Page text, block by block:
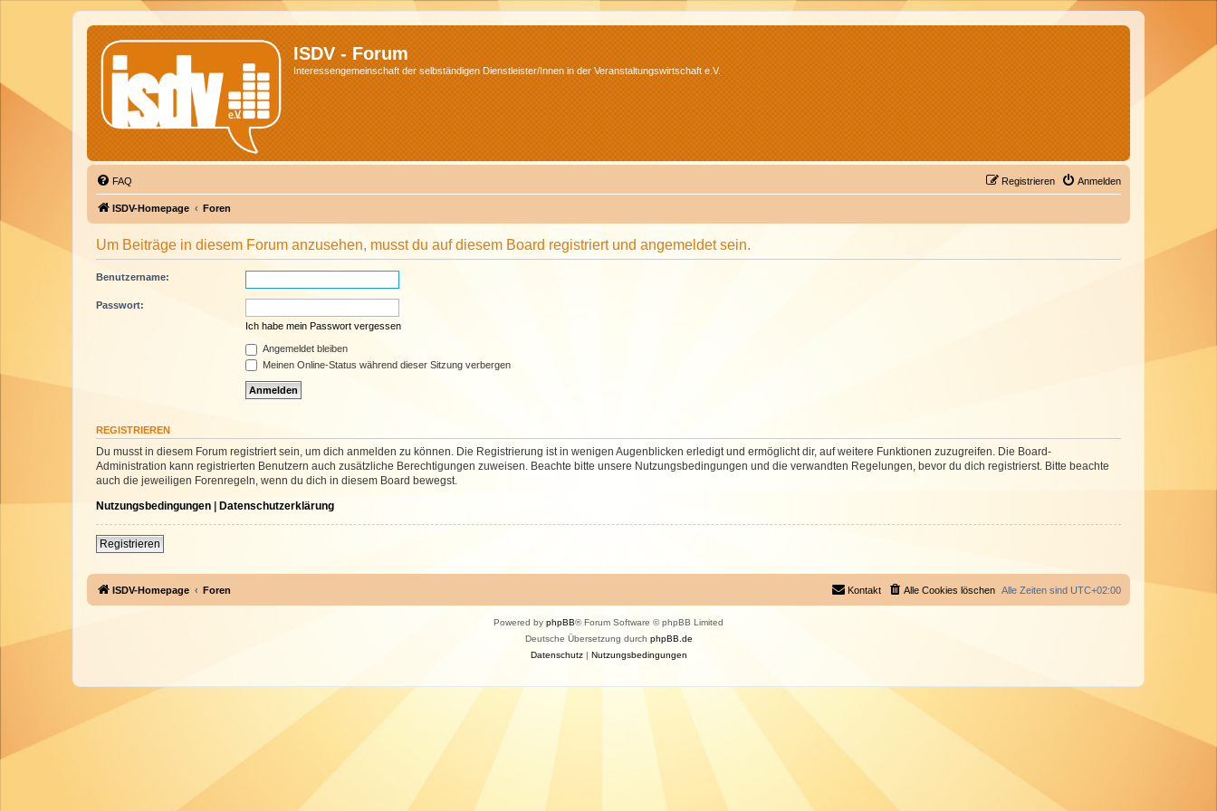
ISDV - Forum
Interessengemeinschaft der selbständigen Dienstleister/Innen in der Veranstaltungswirtschaft e.V.
FAQ Anmelden
Registrieren
ISDV-Homepage Foren
Um Beiträge in diesem Forum anzusehen, musst du auf diesem Board registriert und angemeldet sein.
Benutzername:
Passwort:
Ich habe mein Passwort vergessen
Angemeldet bleiben
Meinen Online-Status während dieser Sitzung verbergen
REGISTRIEREN
Du musst in diesem Forum registriert sein, um dich anmelden zu können. Die Registrierung ist in wenigen Augenblicken erledigt und ermöglicht dir, auf weitere Funktionen zuzugreifen. Die Board-
Administration kann registrierten Benutzern auch zusätzliche Berechtigungen zuweisen. Beachte bitte unsere Nutzungsbedingungen und die verwandten Regelungen, bevor du dich registrierst. Bitte beachte
auch die jeweiligen Forenregeln, wenn du dich in diesem Board bewegst.
Nutzungsbedingungen | Datenschutzerklärung
Registrieren
ISDV-Homepage Foren Alle Zeiten sind UTC+02:00
Alle Cookies löschen
Kontakt
Powered by phpBB® Forum Software © phpBB Limited
Deutsche Übersetzung durch phpBB.de
Datenschutz| Nutzungsbedingungen